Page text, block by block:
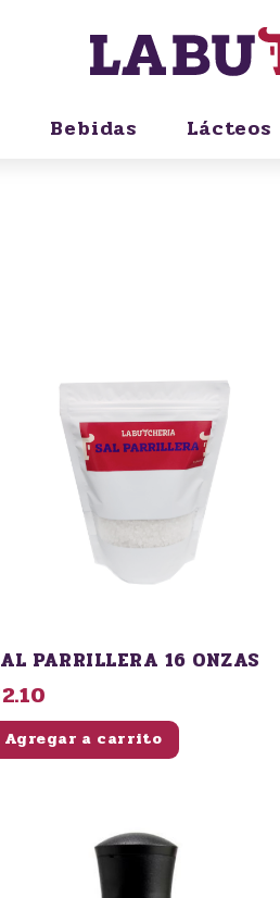
Bebidas Lácteos
PARRILLERA 16 ONZAS
Agregar a carrito